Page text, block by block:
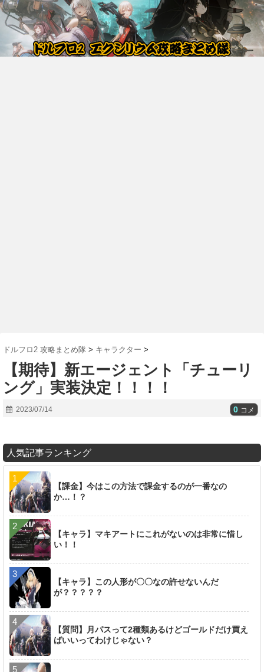
ドルフロ2 攻略まとめ隊 > キャラクター >
【期待】新エージェント「チューリ
ング」実装決定！！！！
2023/07/14 0 コメ
人気記事ランキング
【課金】今はこの方法で課金するのが一番なの
か…！？
【キャラ】マキアートにこれがないのは非常に惜し
い！！
【キャラ】この人形が〇〇なの許せないんだ
が？？？？？
【質問】月パスって2種類あるけどゴールドだけ買え
ばいいってわけじゃない？